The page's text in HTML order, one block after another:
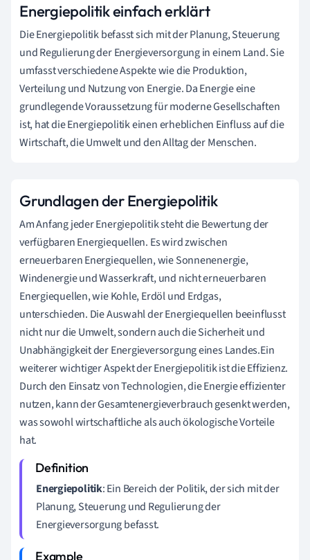
Energiepolitik einfach erklärt
Die Energiepolitik befasst sich mit der Planung, Steuerung
und Regulierung der Energieversorgung in einem Land. Sie
umfasst verschiedene Aspekte wie die Produktion,
Verteilung und Nutzung von Energie. Da Energie eine
grundlegende Voraussetzung für moderne Gesellschaften
ist, hat die Energiepolitik einen erheblichen Einfluss auf die
Wirtschaft, die Umwelt und den Alltag der Menschen.
Grundlagen der Energiepolitik
Am Anfang jeder Energiepolitik steht die Bewertung der
verfügbaren Energiequellen. Es wird zwischen
erneuerbaren Energiequellen, wie Sonnenenergie,
Windenergie und Wasserkraft, und nicht erneuerbaren
Energiequellen, wie Kohle, Erdöl und Erdgas,
unterschieden. Die Auswahl der Energiequellen beeinflusst
nicht nur die Umwelt, sondern auch die Sicherheit und
Unabhängigkeit der Energieversorgung eines Landes.Ein
weiterer wichtiger Aspekt der Energiepolitik ist die Effizienz.
Durch den Einsatz von Technologien, die Energie effizienter
nutzen, kann der Gesamtenergieverbrauch gesenkt werden,
was sowohl wirtschaftliche als auch ökologische Vorteile
hat.
Energiepolitik: Ein Bereich der Politik, der sich mit der
Planung, Steuerung und Regulierung der
Energieversorgung befasst.